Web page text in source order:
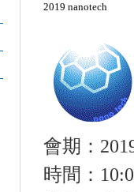
2019 nanotech
會期：
時間：